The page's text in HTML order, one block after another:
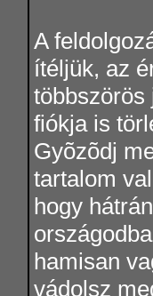
A
ítéljük, az
többszörös
fiókja is
Gyõzõdj
tartalom
hogy
hamisan
vádolsz